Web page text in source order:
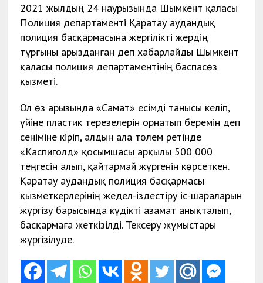
2021 жылдың 24 наурызында Шымкент қаласы
Полиция департаменті Қаратау аудандық
полиция басқармасына жергілікті жердің
тұрғыны арызданған деп хабарлайды Шымкент
қаласы полиция департаментінің баспасөз
қызметі.
Ол өз арызында «Самат» есімді танысы келіп,
үйіне пластик терезелерін орнатып беремін деп
сеніміне кіріп, алдын ала төлем ретінде
«Каспиголд» қосымшасы арқылы 500 000
теңгесін алып, қайтармай жүргенін көрсеткен.
Қаратау аудандық полиция басқармасы
қызметкерлерінің жедел-іздестіру іс-шараларын
жүргізу барысында күдікті азамат анықталып,
басқармаға жеткізілді. Тексеру жұмыстары
жүргізілуде.